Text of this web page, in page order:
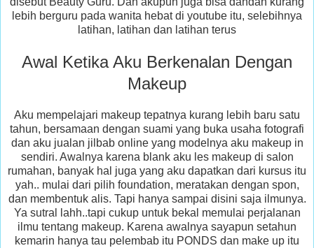
lebih berguru pada wanita hebat di youtube itu, selebihnya
latihan, latihan dan latihan terus
Awal Ketika Aku Berkenalan Dengan
Makeup
Aku mempelajari makeup tepatnya kurang lebih baru satu
tahun, bersamaan dengan suami yang buka usaha fotografi
dan aku jualan jilbab online yang modelnya aku makeup in
sendiri. Awalnya karena blank aku les makeup di salon
rumahan, banyak hal juga yang aku dapatkan dari kursus itu
yah.. mulai dari pilih foundation, meratakan dengan spon,
dan membentuk alis. Tapi hanya sampai disini saja ilmunya.
Ya sutral lahh..tapi cukup untuk bekal memulai perjalanan
ilmu tentang makeup. Karena awalnya sayapun setahun
kemarin hanya tau pelembab itu PONDS dan make up itu